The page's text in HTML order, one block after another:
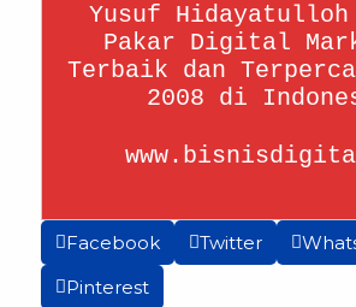
Yusuf Hidayatulloh
Pakar Digital
Terbaik dan
2008 di
Facebook Twitter
Pinterest